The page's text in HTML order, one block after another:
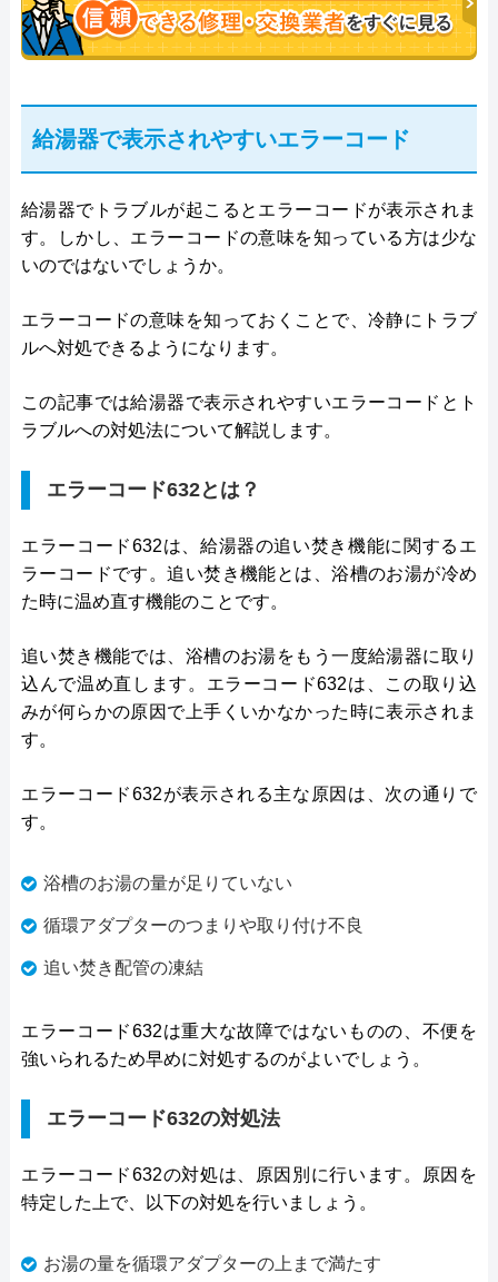
給湯器で表示されやすいエラーコード
給湯器でトラブルが起こるとエラーコードが表示されま
す。しかし、エラーコードの意味を知っている方は少な
いのではないでしょうか。
エラーコードの意味を知っておくことで、冷静にトラブ
ルへ対処できるようになります。
この記事では給湯器で表示されやすいエラーコードとト
ラブルへの対処法について解説します。
エラーコード632とは？
エラーコード632は、給湯器の追い焚き機能に関するエ
ラーコードです。追い焚き機能とは、浴槽のお湯が冷め
た時に温め直す機能のことです。
追い焚き機能では、浴槽のお湯をもう一度給湯器に取り
込んで温め直します。エラーコード632は、この取り込
みが何らかの原因で上手くいかなかった時に表示されま
す。
エラーコード632が表示される主な原因は、次の通りで
す。
浴槽のお湯の量が足りていない
循環アダプターのつまりや取り付け不良
追い焚き配管の凍結
エラーコード632は重大な故障ではないものの、不便を
強いられるため早めに対処するのがよいでしょう。
エラーコード632の対処法
エラーコード632の対処は、原因別に行います。原因を
特定した上で、以下の対処を行いましょう。
お湯の量を循環アダプターの上まで満たす